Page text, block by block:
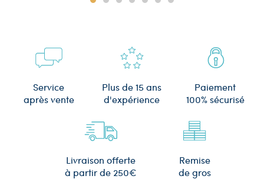
Service
après vente
Plus de 15 ans
d'expérience
Paiement
100% sécurisé
Livraison offerte
à partir de 250€
Remise
de gros